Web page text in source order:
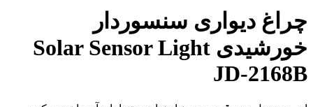
چراغ دیواری سنسوردار
خورشیدی Solar Sensor Light
JD-2168B